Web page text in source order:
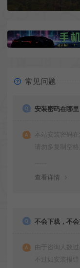
常见问题
安装密码在哪里
本站安装密码
请勿多复制空
查看详情
不会下载，不
由于咨询人数
不过如安装报